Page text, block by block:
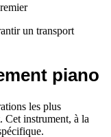
un transport
piano
les plus
Cet instrument, à la